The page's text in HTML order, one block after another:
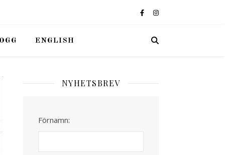
ENGLISH
NYHETSBREV
Förnamn: